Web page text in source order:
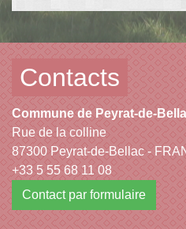
Contacts
Commune de Peyrat-de-
Rue de la colline
87300 Peyrat-de-Bellac -
+33 5 55 68 11 08
Contact par formulaire